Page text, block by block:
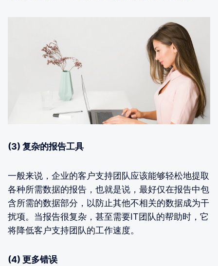
(3) 复杂的报告工具
一般来说，企业的客户支持团队应该能够轻松地提取
各种所需数据的报告，也就是说，最好仅在报告中包
含所需的数据部分，以防止其他不相关的数据成为干
扰项。当报告很复杂，甚至需要IT团队的帮助时，它
将降低客户支持团队的工作速度。
(4) 更多错误